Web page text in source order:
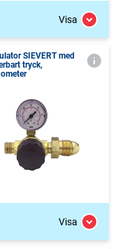
Visa
SIEVERT med
tryck,
Visa